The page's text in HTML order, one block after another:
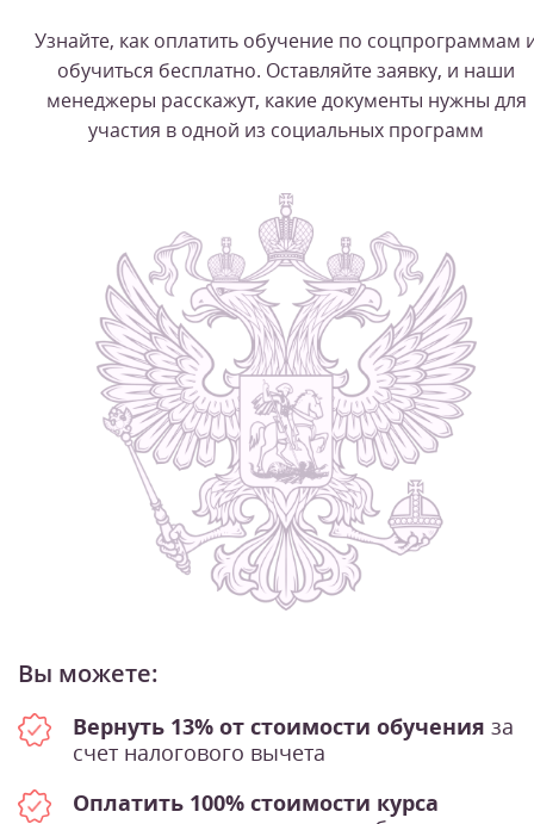
Узнайте, как оплатить обучение по соцпрограммам
обучиться бесплатно. Оставляйте заявку, и наши
менеджеры расскажут, какие документы нужны для
участия в одной из социальных программ
Вы можете:
Вернуть 13% от стоимости обучения за
счет налогового вычета
Оплатить 100% стоимости курса